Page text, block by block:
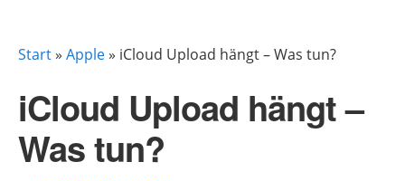
Start» Apple» iCloud Upload hängt – Was tun?
iCloud Upload hängt –
Was tun?